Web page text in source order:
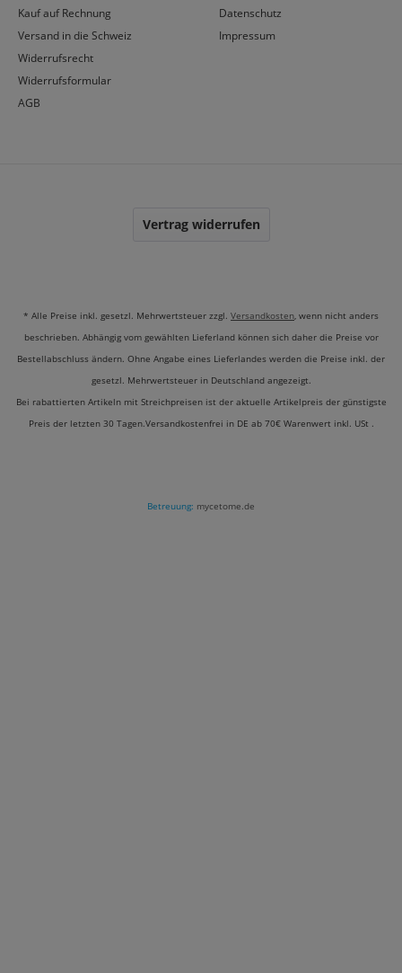
Kauf auf Rechnung
Versand in die Schweiz
Widerrufsrecht
Widerrufsformular
AGB
Datenschutz
Impressum
Vertrag widerrufen
* Alle Preise inkl. gesetzl. Mehrwertsteuer zzgl. Versandkosten , wenn nicht anders
beschrieben. Abhängig vom gewählten Lieferland können sich daher die Preise vor
Bestellabschluss ändern. Ohne Angabe eines Lieferlandes werden die Preise inkl. der
gesetzl. Mehrwertsteuer in Deutschland angezeigt.
Bei rabattierten Artikeln mit Streichpreisen ist der aktuelle Artikelpreis der günstigste
Preis der letzten 30 Tagen.Versandkostenfrei in DE ab 70€ Warenwert inkl. USt .
Betreuung: mycetome.de